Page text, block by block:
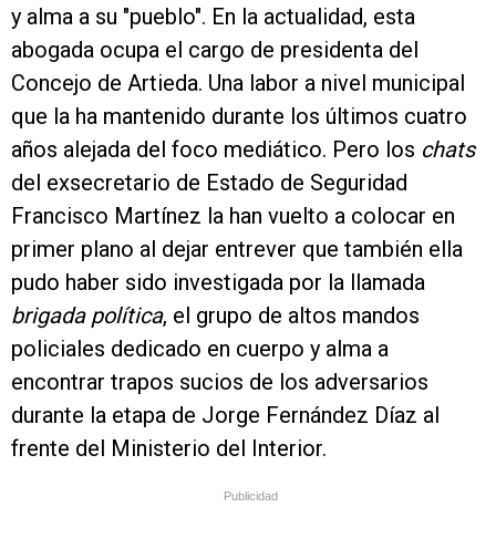
y alma a su "pueblo". En la actualidad, esta
abogada ocupa el cargo de presidenta del
Concejo de Artieda. Una labor a nivel municipal
que la ha mantenido durante los últimos cuatro
años alejada del foco mediático. Pero los chats
del exsecretario de Estado de Seguridad
Francisco Martínez la han vuelto a colocar en
primer plano al dejar entrever que también ella
pudo haber sido investigada por la llamada
brigada política, el grupo de altos mandos
policiales dedicado en cuerpo y alma a
encontrar trapos sucios de los adversarios
durante la etapa de Jorge Fernández Díaz al
frente del Ministerio del Interior.
Publicidad